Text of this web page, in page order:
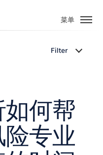
菜单
Filter
何帮
专业